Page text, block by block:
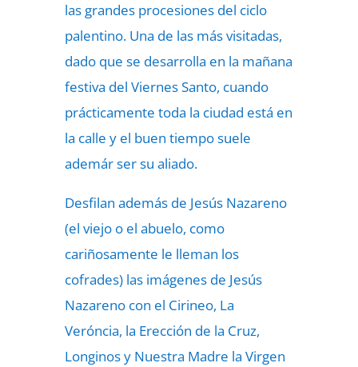
las grandes procesiones del ciclo
palentino. Una de las más visitadas,
dado que se desarrolla en la mañana
festiva del Viernes Santo, cuando
prácticamente toda la ciudad está en
la calle y el buen tiempo suele
ademár ser su aliado.
Desfilan además de Jesús Nazareno
(el viejo o el abuelo, como
cariñosamente le lleman los
cofrades) las imágenes de Jesús
Nazareno con el Cirineo, La
Veróncia, la Erección de la Cruz,
Longinos y Nuestra Madre la Virgen